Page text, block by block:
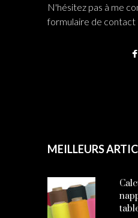
N'hésitez pas à me
formulaire de contact
MEILLEURS